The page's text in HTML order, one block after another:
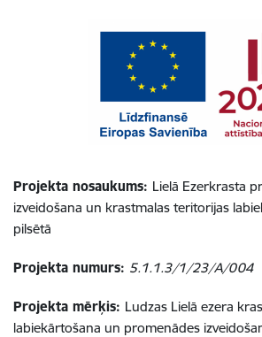
Projekta nosaukums: Lielā Ezerkrasta
izveidošana un krastmalas teritorijas
pilsētā
Projekta numurs: 5.1.1.3/1/23/A/004
Projekta mērķis: Ludzas Lielā ezera
labiekārtošana un promenādes